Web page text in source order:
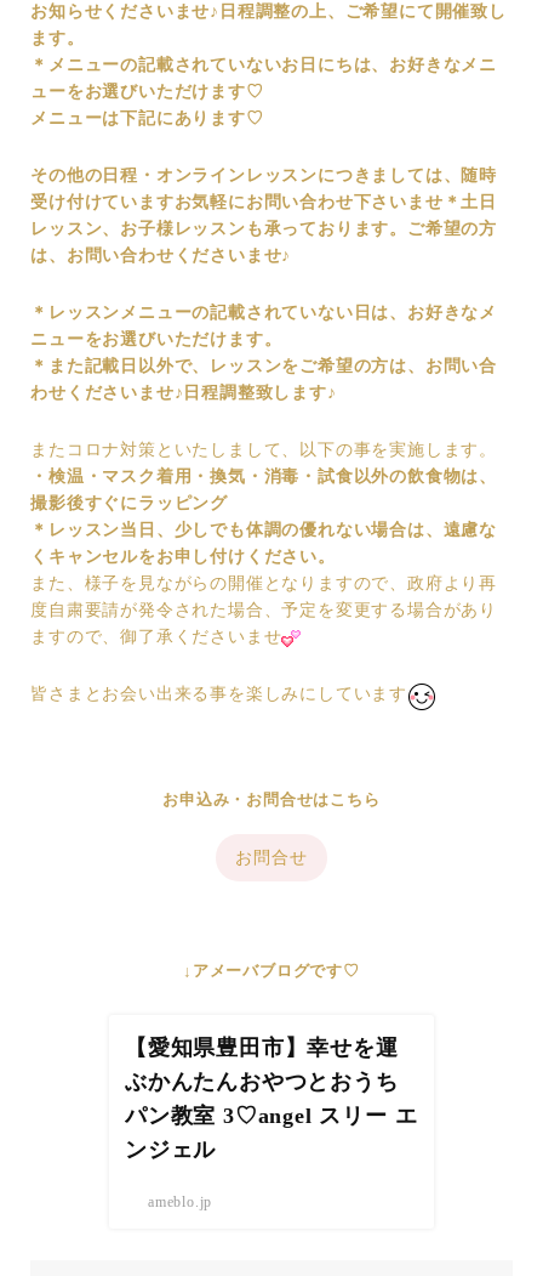
お知らせくださいませ♪ 日程調整の上、ご希望にて開催致し
ます。
＊メニューの記載されていないお日にちは、お好きなメニ
ューをお選びいただけます♡
メニューは下記にあります♡
その他の日程 ・オンラインレッスンにつきましては、随時
受け付けていますお気軽にお問い合わせ下さいませ ＊土日
レッスン、お子様レッスンも承っております。 ご希望の方
は、お問い合わせくださいませ♪
＊レッスンメニューの記載されていない日は、お好きなメ
ニューをお選びいただけます。
＊また記載日以外で、レッスンをご希望の方は、お問い合
わせくださいませ♪ 日程調整致します♪
またコロナ対策といたしまして、以下の事を実施します。
・検温 ・マスク着用 ・換気 ・消毒 ・試食以外の飲食物は、
撮影後すぐにラッピング
＊レッスン当日、少しでも体調の優れない場合は、 遠慮な
くキャンセルをお申し付けください。
また、様子を見ながらの開催となりますので、政府より再
度自粛要請が発令された場合、予定を変更する場合があり
ますので、御了承くださいませ
皆さまとお会い出来る事を楽しみにしています
お申込み・お問合せはこちら
お問合せ
↓アメーバブログです♡
【愛知県豊田市】幸せを運
ぶかんたんおやつとおうち
パン教室 3♡angel スリー エ
ンジェル
ameblo.jp